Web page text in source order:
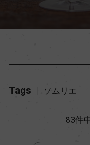
Tags ソムリエ
83件